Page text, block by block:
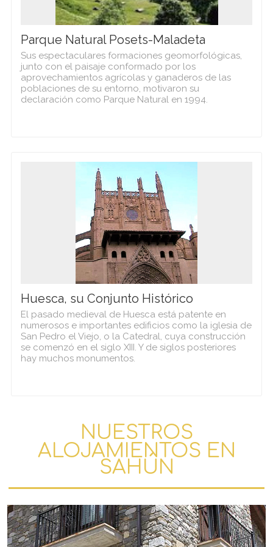
Parque Natural Posets-Maladeta
Sus espectaculares formaciones geomorfológicas,
junto con el paisaje conformado por los
aprovechamientos agrícolas y ganaderos de las
poblaciones de su entorno, motivaron su
declaración como Parque Natural en 1994.
Huesca, su Conjunto Histórico
El pasado medieval de Huesca está patente en
numerosos e importantes edificios como la iglesia de
San Pedro el Viejo, o la Catedral, cuya construcción
se comenzó en el siglo XIII. Y de siglos posteriores
hay muchos monumentos.
NUESTROS
ALOJAMIENTOS EN
SAHÚN